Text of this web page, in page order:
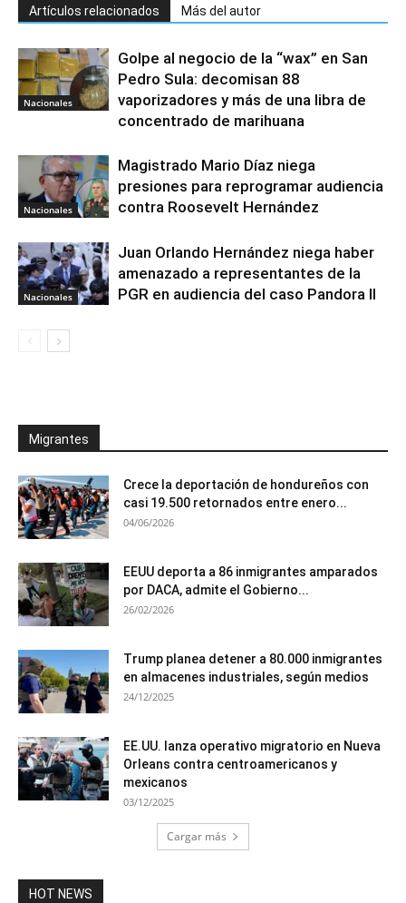
Artículos relacionados Más del autor
Nacionales
Golpe al negocio de la “wax” en San
Pedro Sula: decomisan 88
vaporizadores y más de una libra de
concentrado de marihuana
Nacionales
Magistrado Mario Díaz niega
presiones para reprogramar audiencia
contra Roosevelt Hernández
Nacionales
Juan Orlando Hernández niega haber
amenazado a representantes de la
PGR en audiencia del caso Pandora II
Migrantes
Crece la deportación de hondureños con
casi 19.500 retornados entre enero...
04/06/2026
EEUU deporta a 86 inmigrantes amparados
por DACA, admite el Gobierno...
26/02/2026
Trump planea detener a 80.000 inmigrantes
en almacenes industriales, según medios
24/12/2025
EE.UU. lanza operativo migratorio en Nueva
Orleans contra centroamericanos y
mexicanos
03/12/2025
Cargar más
HOT NEWS